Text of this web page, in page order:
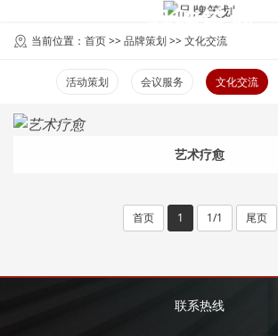
品牌策划
当前位置： 首页>>品牌策划>>文化交流
活动策划 会议服务 文化交流
艺术疗愈
首页 1 1/1 尾页
联系热线